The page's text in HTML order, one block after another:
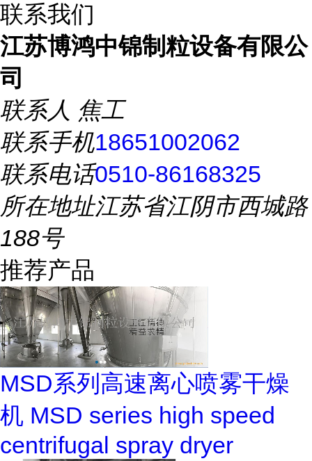
联系我们
江苏博鸿中锦制粒设备有限公
司
联系人 焦工
联系手机18651002062
联系电话0510-86168325
所在地址江苏省江阴市西城路
188号
推荐产品
MSD系列高速离心喷雾干燥
机 MSD series high speed
centrifugal spray dryer